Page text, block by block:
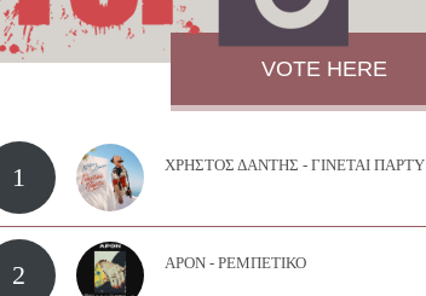
VOTE HERE
1 ΧΡΗΣΤΟΣ ΔΑΝΤΗΣ - ΓΙΝΕΤΑΙ ΠΑΡΤΥ
2 APON - ΡΕΜΠΕΤΙΚΟ